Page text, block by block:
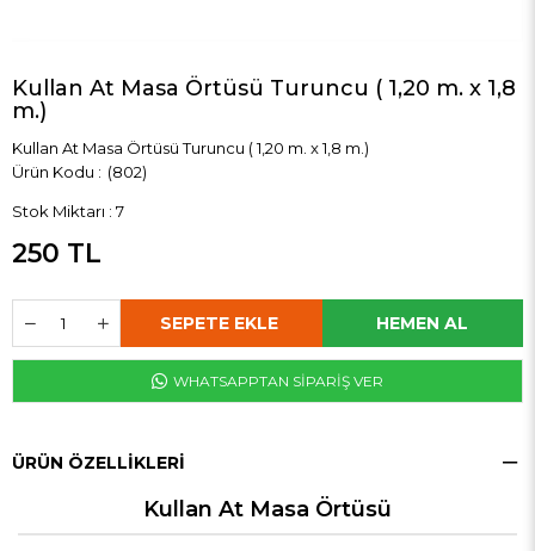
Kullan At Masa Örtüsü Turuncu ( 1,20 m. x 1,8
m.)
Kullan At Masa Örtüsü Turuncu ( 1,20 m. x 1,8 m.)
(802)
Stok Miktarı : 7
250 TL
WHATSAPPTAN SİPARİŞ VER
ÜRÜN ÖZELLIKLERI
Kullan At Masa Örtüsü